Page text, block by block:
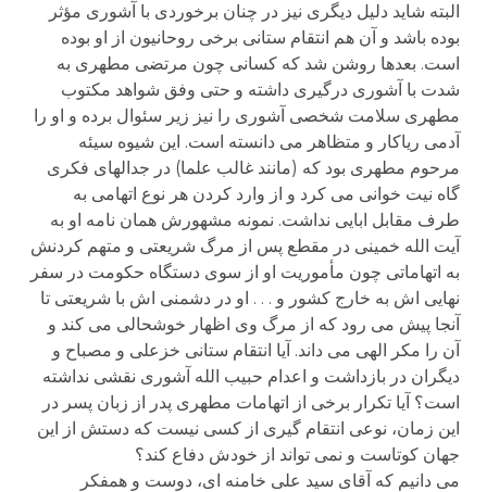
البته شاید دلیل دیگری نیز در چنان برخوردی با آشوری مؤثر
بوده باشد و آن هم انتقام ستانی برخی روحانیون از او بوده
است. بعدها روشن شد که کسانی چون مرتضی مطهری به
شدت با آشوری درگیری داشته و حتی وفق شواهد مکتوب
مطهری سلامت شخصی آشوری را نیز زیر سئوال برده و او را
آدمی ریاکار و متظاهر می دانسته است. این شیوه سیئه
مرحوم مطهری بود که (مانند غالب علما) در جدالهای فکری
گاه نیت خوانی می کرد و از وارد کردن هر نوع اتهامی به
طرف مقابل ابایی نداشت. نمونه مشهورش همان نامه او به
آیت الله خمینی در مقطع پس از مرگ شریعتی و متهم کردنش
به اتهاماتی چون مأموریت او از سوی دستگاه حکومت در سفر
نهایی اش به خارج کشور و . . . او در دشمنی اش با شریعتی تا
آنجا پیش می رود که از مرگ وی اظهار خوشحالی می کند و
آن را مکر الهی می داند. آیا انتقام ستانی خزعلی و مصباح و
دیگران در بازداشت و اعدام حبیب الله آشوری نقشی نداشته
است؟ آیا تکرار برخی از اتهامات مطهری پدر از زبان پسر در
این زمان، نوعی انتقام گیری از کسی نیست که دستش از این
جهان کوتاست و نمی تواند از خودش دفاع کند؟
می دانیم که آقای سید علی خامنه ای، دوست و همفکر